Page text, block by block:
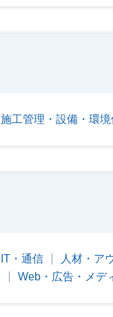
施工管理・設備・環
IT・通信 人材・ア
Web・広告・メデ